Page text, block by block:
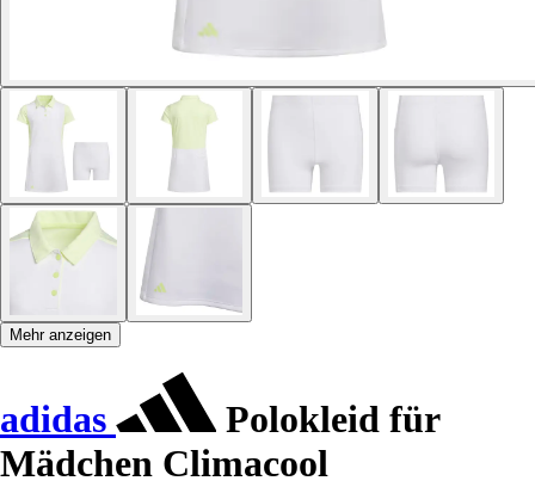
Mehr anzeigen
adidas
Polokleid für
Mädchen Climacool